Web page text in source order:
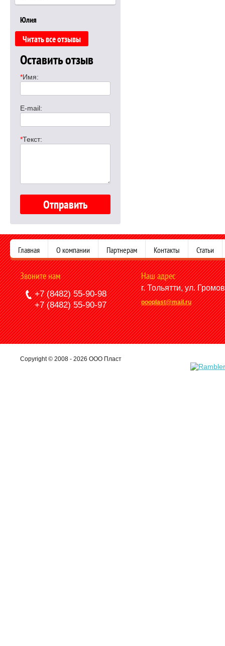
Юлия
Читать все отзывы
Оставить отзыв
*Имя:
E-mail:
*Текст:
Главная О компании Партнерам Контакты Статьи
Звоните нам
+7 (8482) 55-90-98
+7 (8482) 55-90-97
Наш адрес
г. Тольятти, ул.
oooplast@mail.ru
Copyright © 2008 - 2026 ООО Пласт